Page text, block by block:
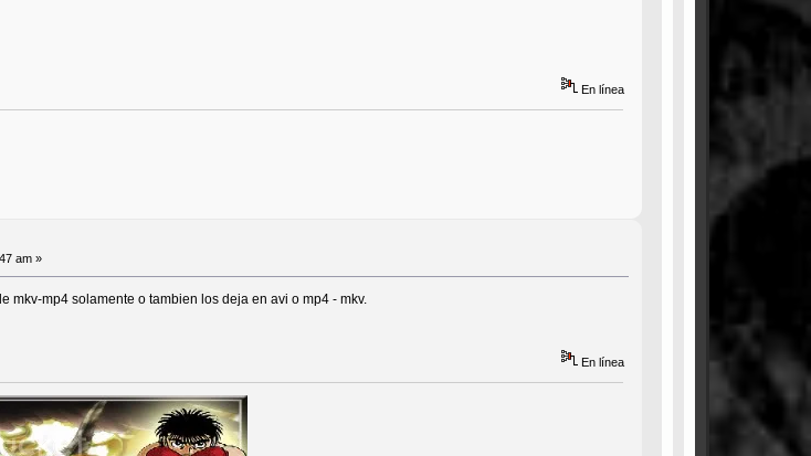
En línea
am »
mkv-mp4 solamente o tambien los deja en avi o mp4 - mkv.
En línea